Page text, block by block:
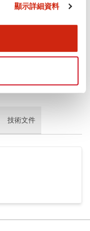
顯示詳細資料
技術文件